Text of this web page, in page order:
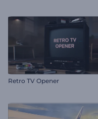
Retro TV Opener